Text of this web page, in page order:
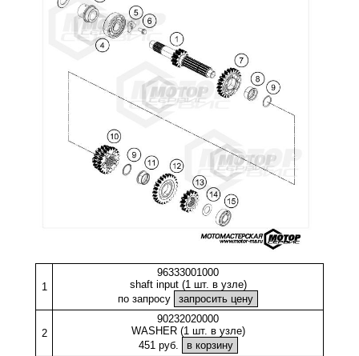
1
96333001000
shaft input (1 шт. в узле)
по запросу
2
90232020000
WASHER (1 шт. в узле)
451 руб.